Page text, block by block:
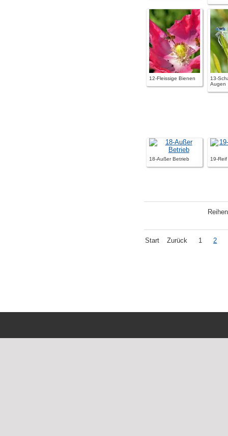
12-Fleissige Bienen
13-
Augen
18-Außer Betrieb 19-
Start Zurück 1 2